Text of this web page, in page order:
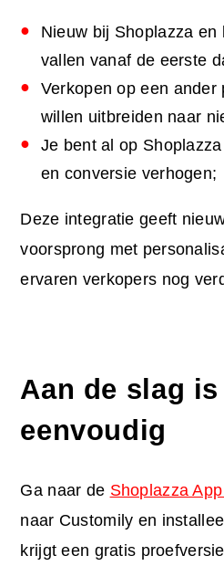
Nieuw bij Shoplazza en
vallen vanaf de eerste
Verkopen op een ander
willen uitbreiden naar
Je bent al op
en conversie verhogen;
Deze integratie geeft
voorsprong met
ervaren verkopers nog
Aan de slag is
eenvoudig
Ga naar de Shoplazza
naar Customily en
krijgt een gratis